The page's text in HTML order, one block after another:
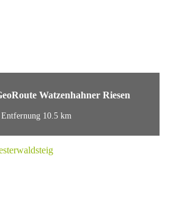
Watzenhahner Riesen
Entfernung 10.5 km